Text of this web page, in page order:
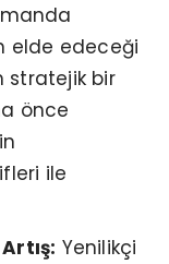
elde edeceği
stratejik bir
önce
ile
Yenilikçi